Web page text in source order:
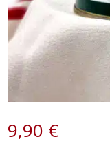
9,90 €